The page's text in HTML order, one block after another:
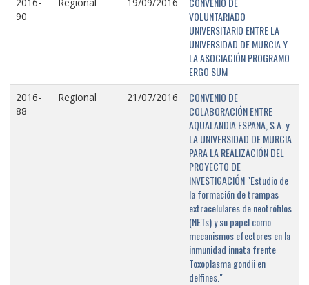
90
VOLUNTARIADO
UNIVERSITARIO ENTRE LA
UNIVERSIDAD DE MURCIA Y
LA ASOCIACIÓN PROGRAMO
ERGO SUM
2016-
88
Regional 21/07/2016
CONVENIO DE
COLABORACIÓN ENTRE
AQUALANDIA ESPAÑA, S.A. y
LA UNIVERSIDAD DE MURCIA
PARA LA REALIZACIÓN DEL
PROYECTO DE
INVESTIGACIÓN "Estudio de
la formación de trampas
extracelulares de neotrófilos
(NETs) y su papel como
mecanismos efectores en la
inmunidad innata frente
Toxoplasma gondii en
delfines."